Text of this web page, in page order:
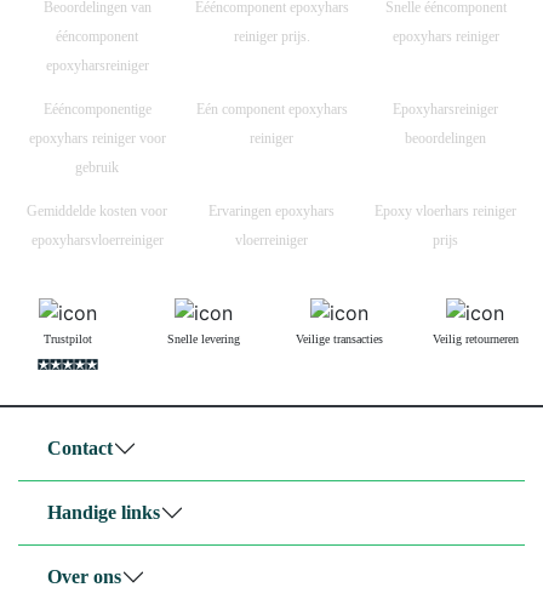
Beoordelingen van
ééncomponent
epoxyharsreiniger
Eééncomponent epoxyhars
reiniger prijs.
Snelle ééncomponent
epoxyhars reiniger
Eééncomponentige
epoxyhars reiniger voor
gebruik
Eén component epoxyhars
reiniger
Epoxyharsreiniger
beoordelingen
Gemiddelde kosten voor
epoxyharsvloerreiniger
Ervaringen epoxyhars
vloerreiniger
Epoxy vloerhars reiniger
prijs
Trustpilot Snelle levering Veilige transacties Veilig retourneren
Contact
Handige links
Over ons